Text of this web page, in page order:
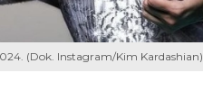
(Dok. Instagram/Kim Kardashian)